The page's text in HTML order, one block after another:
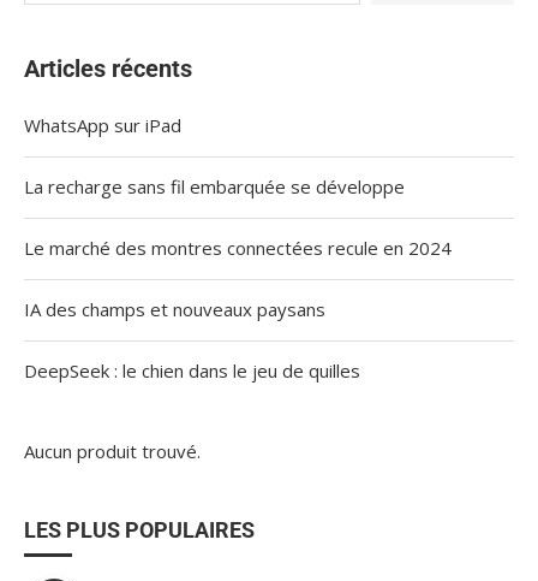
Articles récents
WhatsApp sur iPad
La recharge sans fil embarquée se développe
Le marché des montres connectées recule en 2024
IA des champs et nouveaux paysans
DeepSeek : le chien dans le jeu de quilles
Aucun produit trouvé.
LES PLUS POPULAIRES